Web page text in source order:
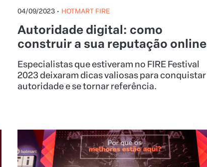
04/09/2023 • HOTMART FIRE
Autoridade digital: como
construir a sua reputação online
Especialistas que estiveram no FIRE Festival
2023 deixaram dicas valiosas para conquistar
autoridade e se tornar referência.